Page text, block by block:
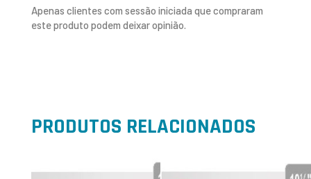
Apenas clientes com sessão iniciada que compraram
este produto podem deixar opinião.
PRODUTOS RELACIONADOS